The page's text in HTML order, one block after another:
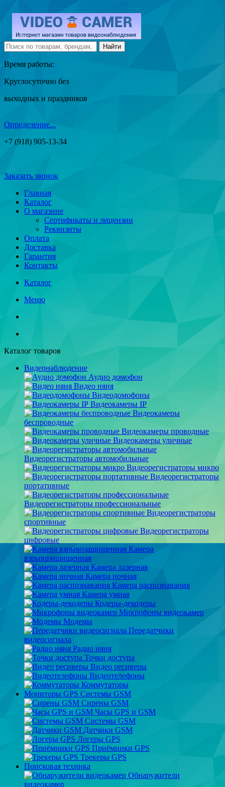
Время работы:
Круглосуточно без
выходных и праздников
Определение...
+7 (918) 905-13-34
Заказать звонок
Главная
Каталог
О магазине
Сертификаты и лицензии
Реквизиты
Оплата
Доставка
Гарантия
Контакты
Каталог
Меню
Каталог товаров
Видеонаблюдение
Аудио домофон
Видео няня
Видеодомофоны
Видеокамеры IP
Видеокамеры
беспроводные
Видеокамеры проводные
Видеокамеры уличные
Видеорегистраторы автомобильные
Видеорегистраторы микро
Видеорегистраторы
портативные
Видеорегистраторы профессиональные
Видеорегистраторы
спортивные
Видеорегистраторы
цифровые
Камера
взрывозащищенная
Камера лазерная
Камера ночная
Камера распознавания
Камера умная
Кодеры-декодеры
Микрофоны видеокамер
Модемы
Передатчики
видеосигнала
Радио няня
Точки доступа
Видео ресиверы
Видеотелефоны
Коммутаторы
Мониторы GPS Системы GSM
Сирены GSM
Часы GPS и GSM
Системы GSM
Датчики GSM
Логеры GPS
Приёмники GPS
Трекеры GPS
Поисковая техника
Обнаружители
видеокамер